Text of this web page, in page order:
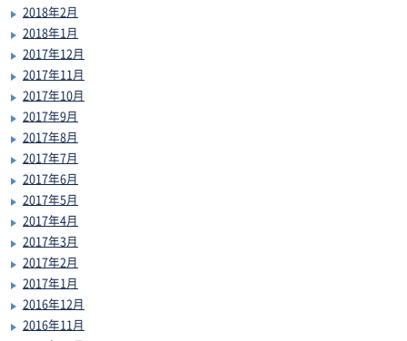
2018年2月
2018年1月
2017年12月
2017年11月
2017年10月
2017年9月
2017年8月
2017年7月
2017年6月
2017年5月
2017年4月
2017年3月
2017年2月
2017年1月
2016年12月
2016年11月